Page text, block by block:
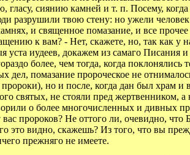
гласу, сиянию камней и т. п. Посему,
разрушили твою стену: но ужели
и священное помазание, и все
к вам? - Нет, скажете, но, так как у
уста иудеев, докажем из самаго
более, чем тогда, когда
дел, помазание пророческое не
но и после, когда дан был
святых, не стояли пред жертвенником,
о более многочисленных и дивных
пророков? Не оттого ли, очевидно, что
это видно, скажешь? Из того, что вы
прежняго не имеете.